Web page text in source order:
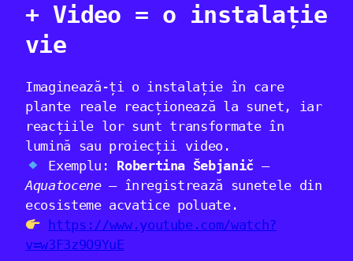
+ Video = o instalație
vie
Imaginează-ți o instalație în care
plante reale reacționează la sunet, iar
reacțiile lor sunt transformate în
lumină sau proiecții video.
Exemplu: Robertina Šebjanič –
Aquatocene– înregistrează sunetele din
ecosisteme acvatice poluate.
https://www.youtube.com/watch?
v=w3F3z9O9YuE